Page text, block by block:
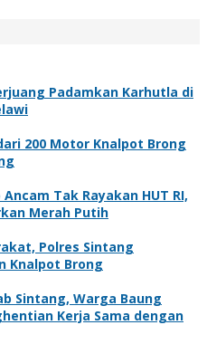
Padamkan Karhutla di
200 Motor Knalpot Brong
Tak Rayakan HUT RI,
Merah Putih
Polres Sintang
Knalpot Brong
Sintang, Warga Baung
Kerja Sama dengan